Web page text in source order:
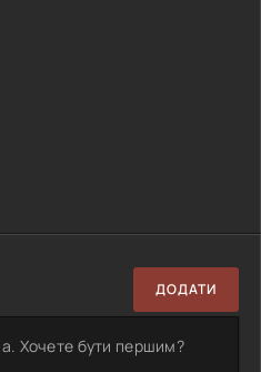
ДОДАТИ
Хочете бути першим?